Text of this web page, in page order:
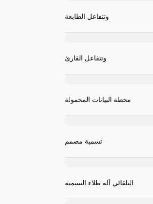
وتتفاعل الطابعة
وتتفاعل القارئ
محطة البيانات المحمولة
تسمية مصمم
التلقائي آلة طلاء التسمية